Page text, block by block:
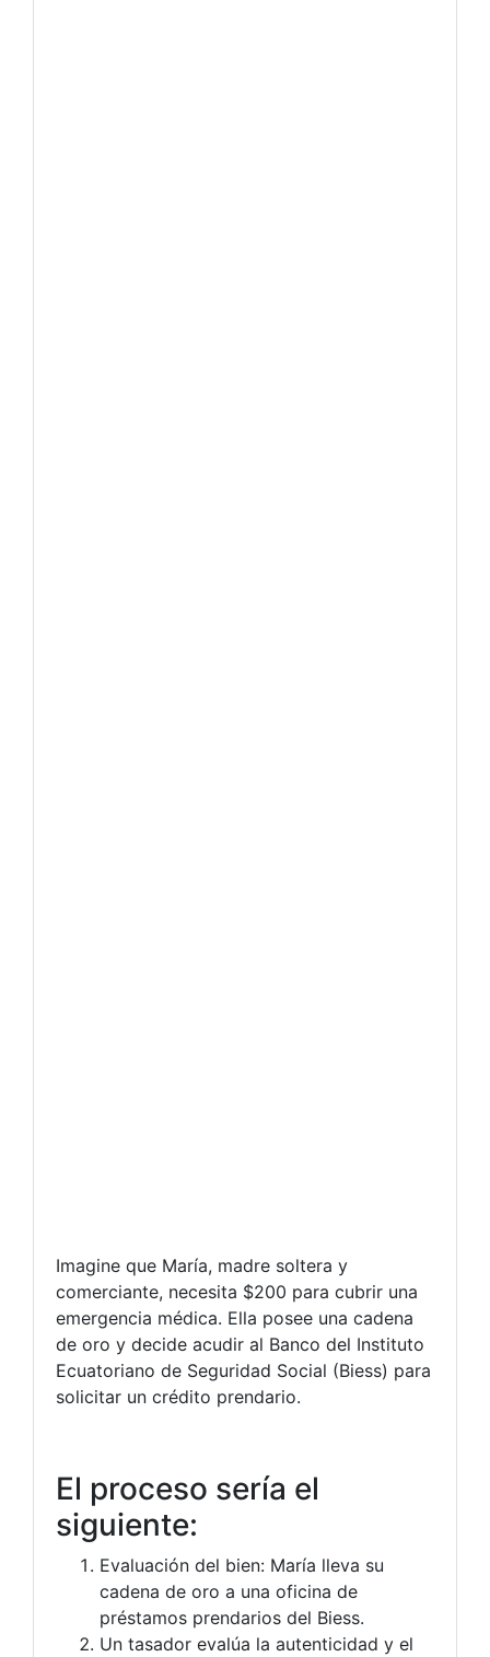
Imagine que María, madre soltera y
comerciante, necesita $200 para cubrir una
emergencia médica. Ella posee una cadena
de oro y decide acudir al Banco del Instituto
Ecuatoriano de Seguridad Social (Biess) para
solicitar un crédito prendario.
El proceso sería el
siguiente:
Evaluación del bien: María lleva su
cadena de oro a una oficina de
préstamos prendarios del Biess.
Un tasador evalúa la autenticidad y el